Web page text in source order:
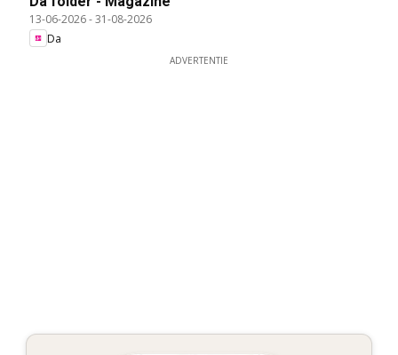
13-06-2026-31-08-2026
Da
ADVERTENTIE